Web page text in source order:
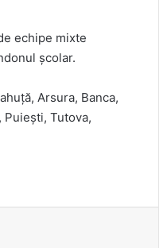
echipe mixte
școlar.
Arsura, Banca,
Tutova,